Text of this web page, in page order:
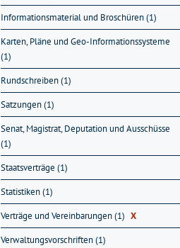
Informationsmaterial und Broschüren (1)
Karten, Pläne und Geo-Informationssysteme
(1)
Rundschreiben (1)
Satzungen (1)
Senat, Magistrat, Deputation und Ausschüsse
(1)
Staatsverträge (1)
Statistiken (1)
Verträge und Vereinbarungen (1) X
Verwaltungsvorschriften (1)